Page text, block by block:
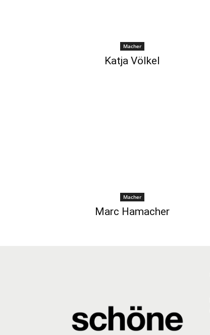
Macher
Katja Völkel
Macher
Marc Hamacher